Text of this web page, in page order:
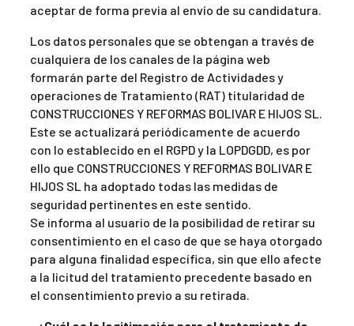
aceptar de forma previa al envío de su candidatura.
Los datos personales que se obtengan a través de
cualquiera de los canales de la página web
formarán parte del Registro de Actividades y
operaciones de Tratamiento (RAT) titularidad de
CONSTRUCCIONES Y REFORMAS BOLIVAR E HIJOS SL.
Este se actualizará periódicamente de acuerdo
con lo establecido en el RGPD y la LOPDGDD, es por
ello que CONSTRUCCIONES Y REFORMAS BOLIVAR E
HIJOS SL ha adoptado todas las medidas de
seguridad pertinentes en este sentido.
Se informa al usuario de la posibilidad de retirar su
consentimiento en el caso de que se haya otorgado
para alguna finalidad específica, sin que ello afecte
a la licitud del tratamiento precedente basado en
el consentimiento previo a su retirada.